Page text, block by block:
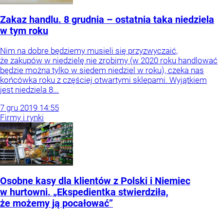
Zakaz handlu. 8 grudnia – ostatnia taka niedziela
w tym roku
Nim na dobre będziemy musieli się przyzwyczaić,
że zakupów w niedzielę nie zrobimy (w 2020 roku handlować
będzie można tylko w siedem niedziel w roku), czeka nas
końcówka roku z częściej otwartymi sklepami. Wyjątkiem
jest niedziela 8...
7 gru 2019 14:55
Firmy i rynki
Osobne kasy dla klientów z Polski i Niemiec
w hurtowni. „Ekspedientka stwierdziła,
że możemy ją pocałować”